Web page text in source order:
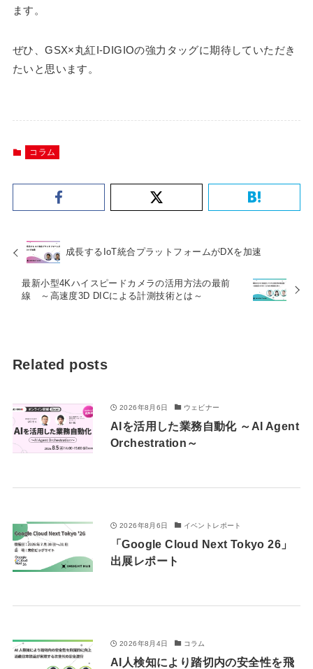
ます。
ぜひ、GSX×丸紅I-DIGIOの強力タッグに期待していただき
たいと思います。
コラム
成長するIoT統合プラットフォームがDXを加速
最新小型4Kハイスピードカメラの活用方法の最前
線 ～高速度3D DICによる計測技術とは～
Related posts
2026年8月6日 ウェビナー
AIを活用した業務自動化 ～AI Agent
Orchestration～
2026年8月6日 イベントレポート
「Google Cloud Next Tokyo 26」
出展レポート
2026年8月4日 コラム
AI人検知により踏切内の安全性を飛